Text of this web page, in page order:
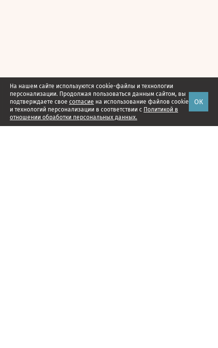
На нашем сайте используются cookie-файлы и технологии
персонализации. Продолжая пользоваться данным сайтом, вы
подтверждаете свое согласие на использование файлов cookie
и технологий персонализации в соответствии с Политикой в
отношении обработки персональных данных.
ОК